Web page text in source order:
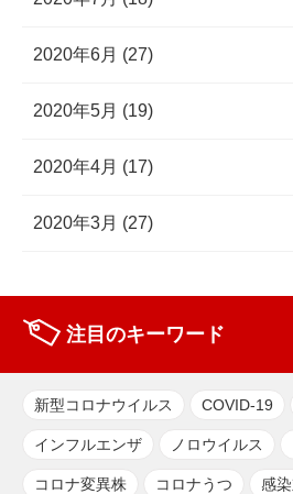
2020年6月 (27)
2020年5月 (19)
2020年4月 (17)
2020年3月 (27)
注目のキーワード
新型コロナウイルス COVID-19
インフルエンザ ノロウイルス
コロナ変異株 コロナうつ 感